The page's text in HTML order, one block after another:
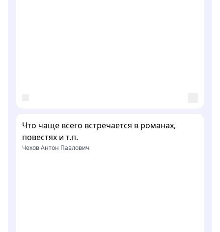
Что чаще всего встречается в романах,
повестях и т.п.
Чехов Антон Павлович